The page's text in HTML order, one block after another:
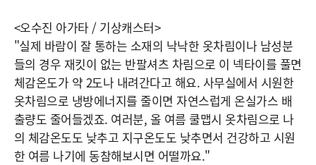
<오수진 아가타 / 기상캐스터>
"실제 바람이 잘 통하는 소재의 낙낙한 옷차림이나 남성분
들의 경우 재킷이 없는 반팔셔츠 차림으로 이 넥타이를 풀면
체감온도가 약 2도나 내려간다고 해요. 사무실에서 시원한
옷차림으로 냉방에너지를 줄이면 자연스럽게 온실가스 배
출량도 줄어들겠죠. 여러분, 올 여름 쿨맵시 옷차림으로 나
의 체감온도도 낮추고 지구온도도 낮추면서 건강하고 시원
한 여름 나기에 동참해보시면 어떨까요."